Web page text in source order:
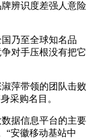
辨识度差强人意险
乃至全球知名品
对手压根没有把它
萍带领的团队击败
采购名目。
据信息平台的主要
“安徽移动基站中